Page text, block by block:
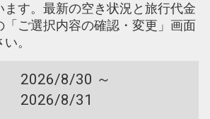
ます。最新の空き状況と旅行代金
「ご選択内容の確認・変更」画面
。
2026/8/30 ～
2026/8/31